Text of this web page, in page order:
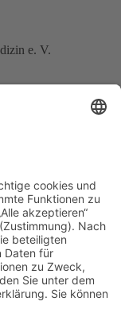
e. V.